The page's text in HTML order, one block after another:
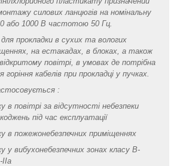
силових ланцюгів на номінальну
або 1000 В частотою 50 Гц.
для прокладки в сухих та вологих
на естакадах, в блоках, а також
повітрі, в умовах де потрібна
кабелів при прокладці у пучках.
:
повітрі за відсутності небезпеки
під час експлуатації
в пожежонебезпечних приміщеннях
у вибухонебезпечних зонах класу B-
IIa